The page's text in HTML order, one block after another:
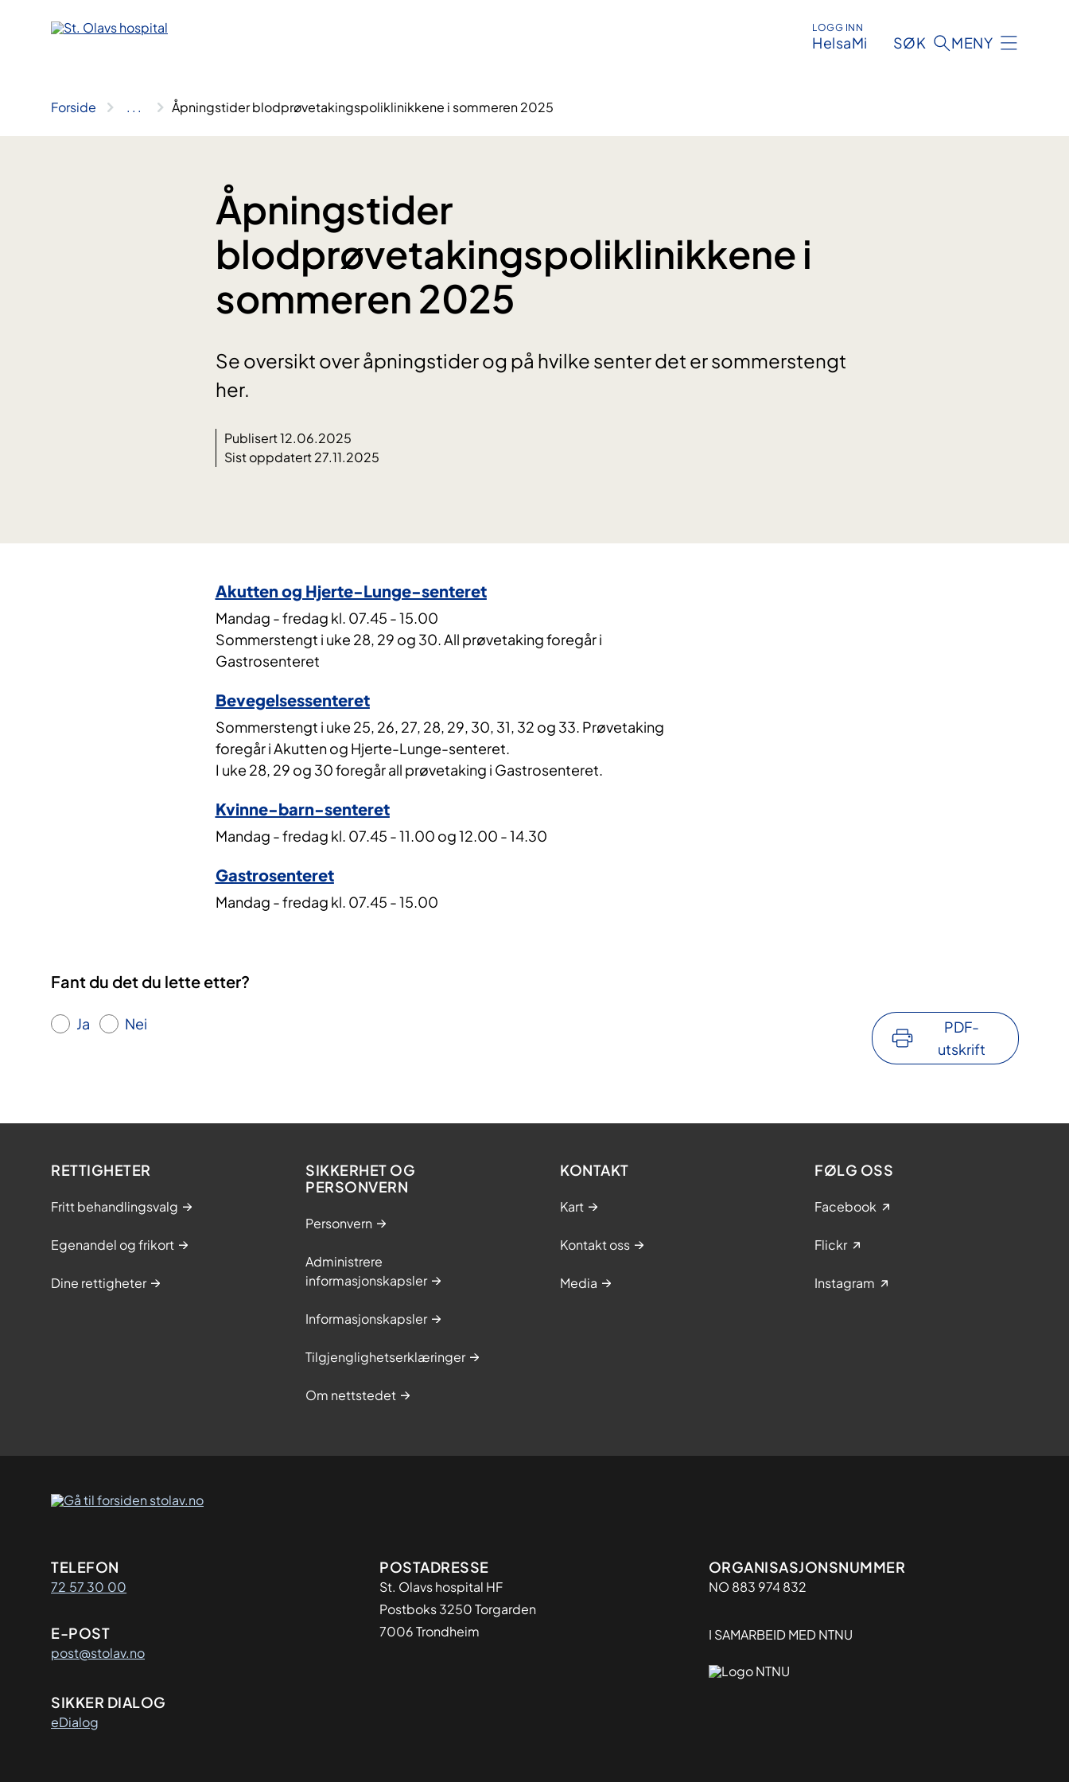
LOGG INN
HelsaMi SØK MENY
Forside .. . Åpningstider blodprøvetakingspoliklinikkene i sommeren 2025
Åpningstider
blodprøvetakingspoliklinikkene i
sommeren 2025
Se oversikt over åpningstider og på hvilke senter det er sommerstengt
her.
Publisert 12.06.2025
Sist oppdatert 27.11.2025
Akutten og Hjerte-Lunge-senteret
Mandag - fredag kl. 07.45 - 15.00
Sommerstengt i uke 28, 29 og 30. All prøvetaking foregår i
Gastrosenteret
Bevegelsessenteret
Sommerstengt i uke 25, 26, 27, 28, 29, 30, 31, 32 og 33. Prøvetaking
foregår i Akutten og Hjerte-Lunge-senteret.
I uke 28, 29 og 30 foregår all prøvetaking i Gastrosenteret.
Kvinne-barn-senteret
Mandag - fredag kl. 07.45​ - 11.00 og 12.00 - 14.30
Gastrosenteret
Mandag - fredag kl. 07.45 - 15.00
Fant du det du lette etter?
Ja Nei
PDF-
utskrift
RETTIGHETER
Fritt behandlingsvalg
Egenandel og frikort
Dine rettigheter
SIKKERHET OG
PERSONVERN
Personvern
Administrere
informasjonskapsler
Informasjonskapsler
Tilgjenglighetserklæringer
Om nettstedet
KONTAKT
Kart
Kontakt oss
Media
FØLG OSS
Facebook
Flickr
Instagram
Kontaktinformasjon
TELEFON
72 57 30 00
E-POST
post@stolav.no
SIKKER DIALOG
eDialog
Adresse
POSTADRESSE
St. Olavs hospital HF
Postboks 3250 Torgarden
7006 Trondheim
Organisasjon
ORGANISASJONSNUMMER
NO 883 974 832
I SAMARBEID MED NTNU